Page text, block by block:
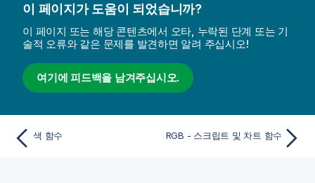
이 페이지가 도움이 되었습니까?
이 페이지 또는 해당 콘텐츠에서 오타, 누락된 단계 또는 기
술적 오류와 같은 문제를 발견하면 알려 주십시오!
여기에 피드백을 남겨주십시오.
색 함수 RGB - 스크립트 및 차트 함수